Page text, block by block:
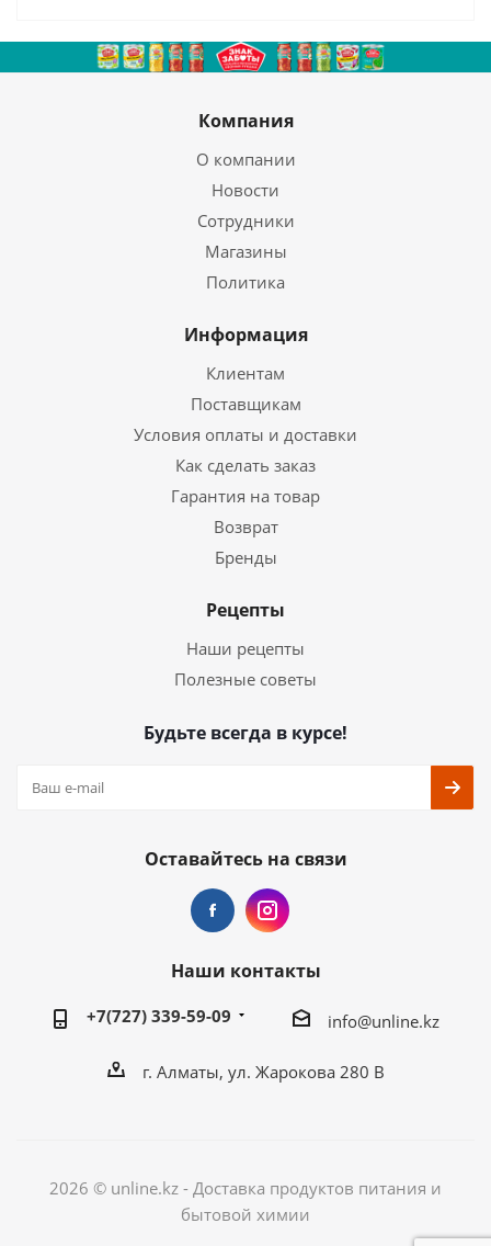
Компания
О компании
Новости
Сотрудники
Магазины
Политика
Информация
Клиентам
Поставщикам
Условия оплаты и доставки
Как сделать заказ
Гарантия на товар
Возврат
Бренды
Рецепты
Наши рецепты
Полезные советы
Будьте всегда в курсе!
Оставайтесь на связи
Наши контакты
+7(727) 339-59-09 info@unline.kz
г. Алматы, ул. Жарокова 280 В
2026 © unline.kz - Доставка продуктов питания и
бытовой химии